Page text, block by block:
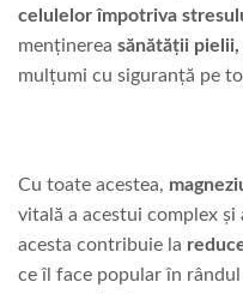
celulelor împotriva
menținerea sănătății
mulțumi cu siguranță pe
Cu toate acestea,
vitală a acestui complex
acesta contribuie la
ce îl face popular în rândul